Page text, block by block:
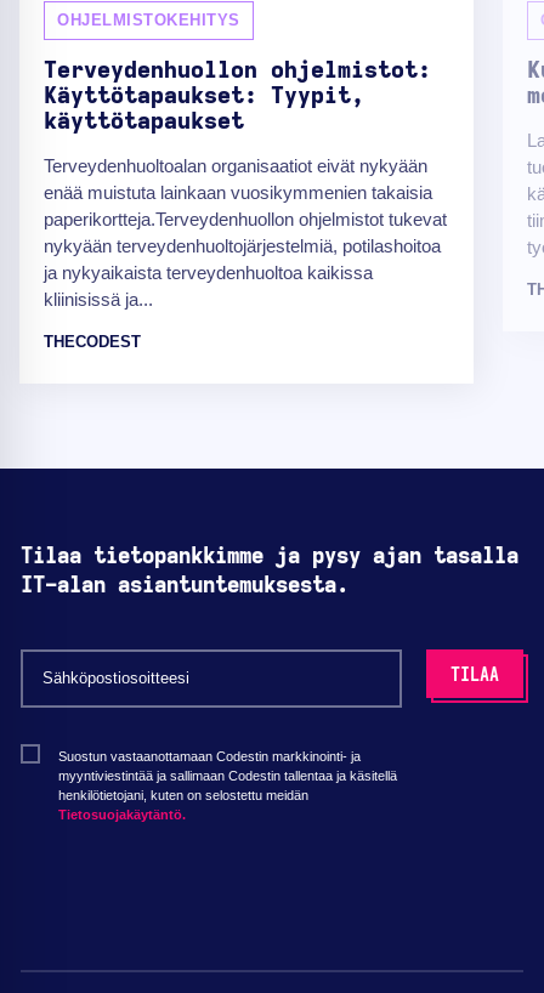
OHJELMISTOKEHITYS
Terveydenhuollon ohjelmistot:
Käyttötapaukset: Tyypit,
käyttötapaukset
Terveydenhuoltoalan organisaatiot eivät nykyään
enää muistuta lainkaan vuosikymmenien takaisia
paperikortteja.Terveydenhuollon ohjelmistot tukevat
nykyään terveydenhuoltojärjestelmiä, potilashoitoa
ja nykyaikaista terveydenhuoltoa kaikissa
kliinisissä ja...
THECODEST
Tilaa tietopankkimme ja pysy ajan tasalla
IT-alan asiantuntemuksesta.
Suostun vastaanottamaan Codestin markkinointi- ja
myyntiviestintää ja sallimaan Codestin tallentaa ja käsitellä
henkilötietojani, kuten on selostettu meidän
Tietosuojakäytäntö.